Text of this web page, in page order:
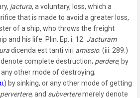
jactura, a voluntary, loss, which a
that is made to avoid a greater loss,
of a ship, who throws the freight
and his life. Plin. Ep. i. 12. Jacturam
dicenda est tanti viri amissio. (iii. 289.)
complete destruction; perdere, by
other mode of destroying;
) by sinking, or any other mode of getting
pervertere, and subverteremerely denote